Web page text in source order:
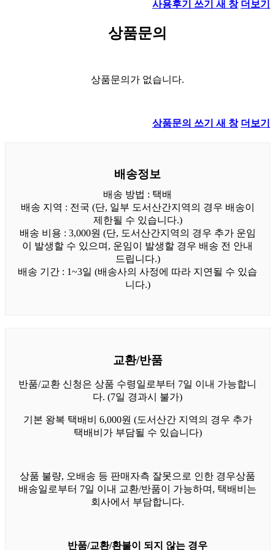
사용후기 쓰기 새 창 더보기
상품문의
상품문의가 없습니다.
상품문의 쓰기 새 창 더보기
배송정보
배송 방법 : 택배
배송 지역 : 전국 (단, 일부 도서산간지역의 경우 배송이
제한될 수 있습니다.)
배송 비용 : 3,000원 (단, 도서산간지역의 경우 추가 운임
이 발생할 수 있으며, 운임이 발생할 경우 배송 전 안내
드립니다.)
배송 기간 : 1~3일 (배송사의 사정에 따라 지연될 수 있습
니다.)
교환/반품
반품/교환 신청은 상품 수령일로부터 7일 이내 가능합니
다. (7일 경과시 불가)
기본 왕복 택배비 6,000원 (도서산간 지역의 경우 추가
택배비가 부담될 수 있습니다)
상품 불량, 오배송 등 판매자측 잘못으로 인한 경우상품
배송일로부터 7일 이내 교환/반품이 가능하며, 택배비는
회사에서 부담합니다.
반품/교환/환불이 되지 않는 경우